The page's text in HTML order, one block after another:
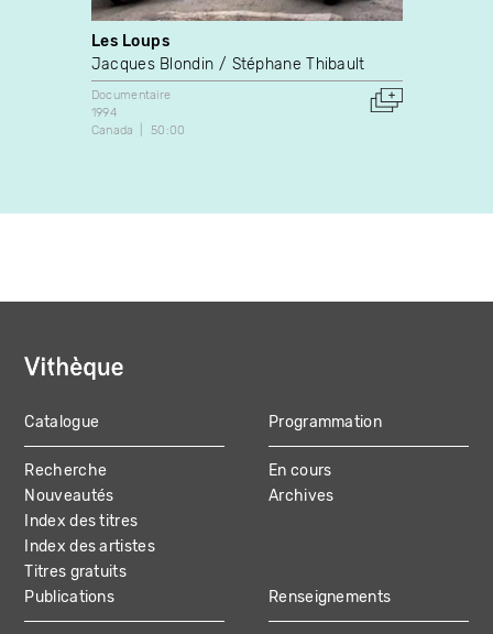
Les Loups
Jacques Blondin
Stéphane Thibault
Documentaire
1994
Canada
50:00
MAIN
NAVIGATION
Catalogue
Recherche
Nouveautés
Index des titres
Index des artistes
Titres gratuits
Programmation
En cours
Archives
Publications Renseignements